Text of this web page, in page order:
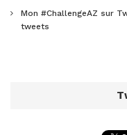
Mon #ChallengeAZ sur
tweets